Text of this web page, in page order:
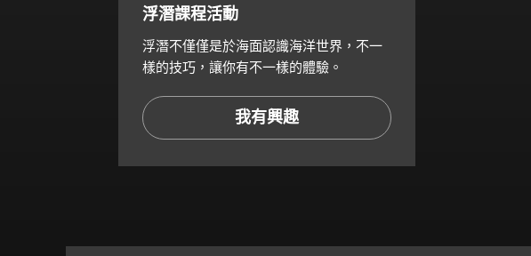
浮潛課程活動
浮潛不僅僅是於海面認識海洋世界，不一
樣的技巧，讓你有不一樣的體驗。
我有興趣